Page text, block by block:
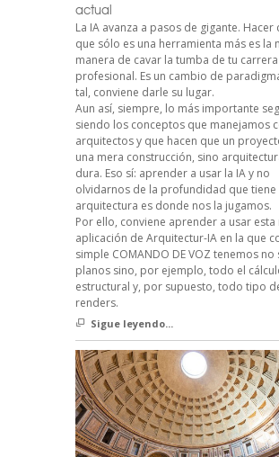
actual
La IA avanza a pasos de gigante. Hacer
que sólo es una herramienta más es la
manera de cavar la tumba de tu carrera
profesional. Es un cambio de
tal, conviene darle su lugar.
Aun así, siempre, lo más importante
siendo los conceptos que manejamos
arquitectos y que hacen que un
una mera construcción, sino
dura. Eso sí: aprender a usar la IA y no
olvidarnos de la profundidad que tiene
arquitectura es donde nos la jugamos.
Por ello, conviene aprender a usar esta
aplicación de Arquitectur-IA en la que
simple COMANDO DE VOZ tenemos
planos sino, por ejemplo, todo el
estructural y, por supuesto, todo tipo
renders.
Sigue leyendo...